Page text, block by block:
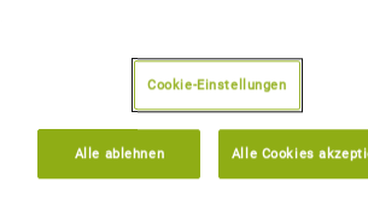
Cookie-Einstellungen
Alle ablehnen Alle Cookies